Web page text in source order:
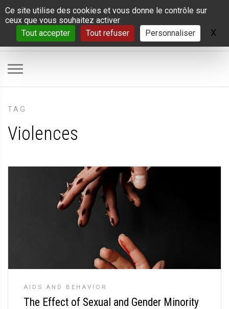
Panneau de gestion des cookies
Ce site utilise des cookies et vous donne le contrôle sur
ceux que vous souhaitez activer
Tout accepter
Tout refuser Personnaliser X
TAG
Violences
AIDS AND BEHAVIOR
The Effect of Sexual and Gender Minority